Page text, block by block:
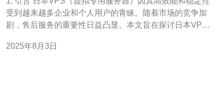
受到越来越多企业和个人用户的青睐。随着市场的竞争加
剧，售后服务的重要性日益凸显。本文旨在探讨日本VPS
VPS市场概况 日本VPS市场近年来呈现出快速增长的趋
2025年8月3日